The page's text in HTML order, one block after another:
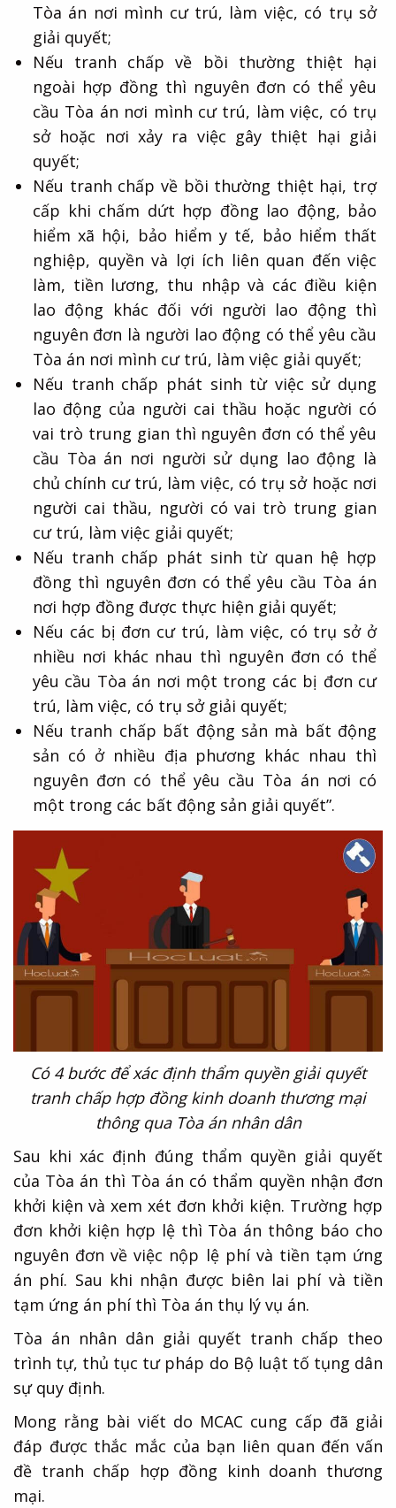
Tòa án nơi mình cư trú, làm việc, có trụ sở
giải quyết;
Nếu tranh chấp về bồi thường thiệt hại
ngoài hợp đồng thì nguyên đơn có thể yêu
cầu Tòa án nơi mình cư trú, làm việc, có trụ
sở hoặc nơi xảy ra việc gây thiệt hại giải
quyết;
Nếu tranh chấp về bồi thường thiệt hại, trợ
cấp khi chấm dứt hợp đồng lao động, bảo
hiểm xã hội, bảo hiểm y tế, bảo hiểm thất
nghiệp, quyền và lợi ích liên quan đến việc
làm, tiền lương, thu nhập và các điều kiện
lao động khác đối với người lao động thì
nguyên đơn là người lao động có thể yêu cầu
Tòa án nơi mình cư trú, làm việc giải quyết;
Nếu tranh chấp phát sinh từ việc sử dụng
lao động của người cai thầu hoặc người có
vai trò trung gian thì nguyên đơn có thể yêu
cầu Tòa án nơi người sử dụng lao động là
chủ chính cư trú, làm việc, có trụ sở hoặc nơi
người cai thầu, người có vai trò trung gian
cư trú, làm việc giải quyết;
Nếu tranh chấp phát sinh từ quan hệ hợp
đồng thì nguyên đơn có thể yêu cầu Tòa án
nơi hợp đồng được thực hiện giải quyết;
Nếu các bị đơn cư trú, làm việc, có trụ sở ở
nhiều nơi khác nhau thì nguyên đơn có thể
yêu cầu Tòa án nơi một trong các bị đơn cư
trú, làm việc, có trụ sở giải quyết;
Nếu tranh chấp bất động sản mà bất động
sản có ở nhiều địa phương khác nhau thì
nguyên đơn có thể yêu cầu Tòa án nơi có
một trong các bất động sản giải quyết”.
Có 4 bước để xác định thẩm quyền giải quyết
tranh chấp hợp đồng kinh doanh thương mại
thông qua Tòa án nhân dân
Sau khi xác định đúng thẩm quyền giải quyết
của Tòa án thì Tòa án có thẩm quyền nhận đơn
khởi kiện và xem xét đơn khởi kiện. Trường hợp
đơn khởi kiện hợp lệ thì Tòa án thông báo cho
nguyên đơn về việc nộp lệ phí và tiền tạm ứng
án phí. Sau khi nhận được biên lai phí và tiền
tạm ứng án phí thì Tòa án thụ lý vụ án.
Tòa án nhân dân giải quyết tranh chấp theo
trình tự, thủ tục tư pháp do Bộ luật tố tụng dân
sự quy định.
Mong rằng bài viết do MCAC cung cấp đã giải
đáp được thắc mắc của bạn liên quan đến vấn
đề tranh chấp hợp đồng kinh doanh thương
mại.